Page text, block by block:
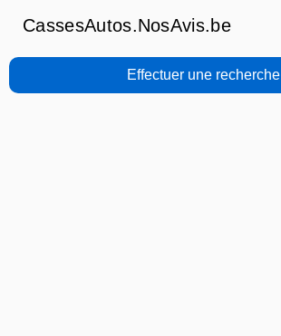
CassesAutos.NosAvis.be
Effectuer une recherche